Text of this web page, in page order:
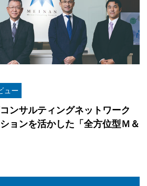
ュー
ンサルティングネットワーク
ョンを活かした「全方位型Ｍ＆